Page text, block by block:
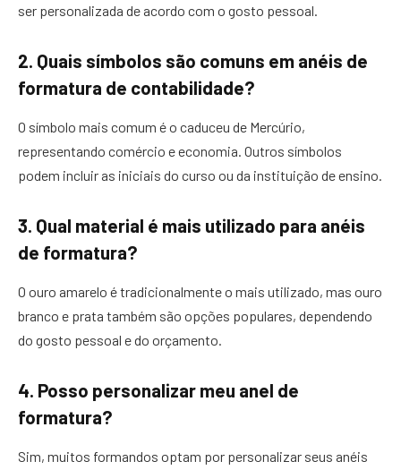
ser personalizada de acordo com o gosto pessoal.
2. Quais símbolos são comuns em anéis de
formatura de contabilidade?
O símbolo mais comum é o caduceu de Mercúrio,
representando comércio e economia. Outros símbolos
podem incluir as iniciais do curso ou da instituição de ensino.
3. Qual material é mais utilizado para anéis
de formatura?
O ouro amarelo é tradicionalmente o mais utilizado, mas ouro
branco e prata também são opções populares, dependendo
do gosto pessoal e do orçamento.
4. Posso personalizar meu anel de
formatura?
Sim, muitos formandos optam por personalizar seus anéis